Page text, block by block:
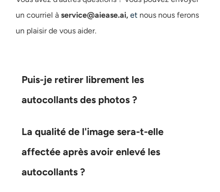
un courriel à service@aiease.ai, et nous nous ferons
un plaisir de vous aider.
Puis-je retirer librement les
autocollants des photos ?
La qualité de l'image sera-t-elle
affectée après avoir enlevé les
autocollants ?